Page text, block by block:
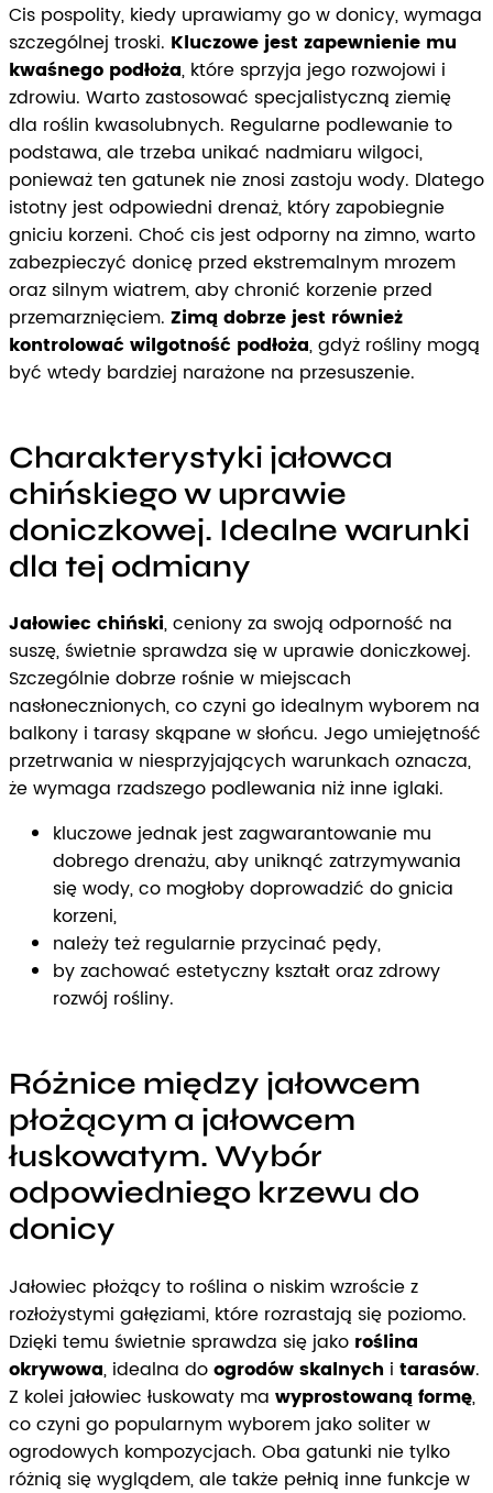
Cis pospolity, kiedy uprawiamy go w donicy, wymaga
szczególnej troski. Kluczowe jest zapewnienie mu
kwaśnego podłoża, które sprzyja jego rozwojowi i
zdrowiu. Warto zastosować specjalistyczną ziemię
dla roślin kwasolubnych. Regularne podlewanie to
podstawa, ale trzeba unikać nadmiaru wilgoci,
ponieważ ten gatunek nie znosi zastoju wody. Dlatego
istotny jest odpowiedni drenaż, który zapobiegnie
gniciu korzeni. Choć cis jest odporny na zimno, warto
zabezpieczyć donicę przed ekstremalnym mrozem
oraz silnym wiatrem, aby chronić korzenie przed
przemarznięciem. Zimą dobrze jest również
kontrolować wilgotność podłoża, gdyż rośliny mogą
być wtedy bardziej narażone na przesuszenie.
Charakterystyki jałowca
chińskiego w uprawie
doniczkowej. Idealne warunki
dla tej odmiany
Jałowiec chiński, ceniony za swoją odporność na
suszę, świetnie sprawdza się w uprawie doniczkowej.
Szczególnie dobrze rośnie w miejscach
nasłonecznionych, co czyni go idealnym wyborem na
balkony i tarasy skąpane w słońcu. Jego umiejętność
przetrwania w niesprzyjających warunkach oznacza,
że wymaga rzadszego podlewania niż inne iglaki.
kluczowe jednak jest zagwarantowanie mu
dobrego drenażu, aby uniknąć zatrzymywania
się wody, co mogłoby doprowadzić do gnicia
korzeni,
należy też regularnie przycinać pędy,
by zachować estetyczny kształt oraz zdrowy
rozwój rośliny.
Różnice między jałowcem
płożącym a jałowcem
łuskowatym. Wybór
odpowiedniego krzewu do
donicy
Jałowiec płożący to roślina o niskim wzroście z
rozłożystymi gałęziami, które rozrastają się poziomo.
Dzięki temu świetnie sprawdza się jako roślina
okrywowa, idealna doogrodów skalnych i tarasów.
Z kolei jałowiec łuskowaty ma wyprostowaną formę,
co czyni go popularnym wyborem jako soliter w
ogrodowych kompozycjach. Oba gatunki nie tylko
różnią się wyglądem, ale także pełnią inne funkcje w